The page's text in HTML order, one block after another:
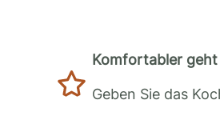
Komfortabler
Geben Sie das